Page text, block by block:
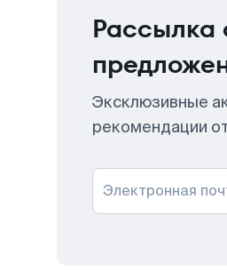
Рассылка
Эксклюзивные
рекомендации
Электронная